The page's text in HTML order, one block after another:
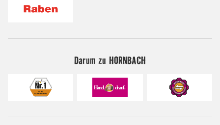
Darum zu HORNBACH